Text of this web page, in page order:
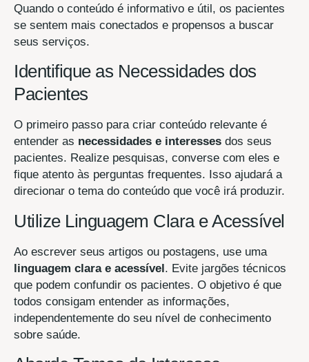
Quando o conteúdo é informativo e útil, os pacientes
se sentem mais conectados e propensos a buscar
seus serviços.
Identifique as Necessidades dos
Pacientes
O primeiro passo para criar conteúdo relevante é
entender as necessidades e interesses dos seus
pacientes. Realize pesquisas, converse com eles e
fique atento às perguntas frequentes. Isso ajudará a
direcionar o tema do conteúdo que você irá produzir.
Utilize Linguagem Clara e Acessível
Ao escrever seus artigos ou postagens, use uma
linguagem clara e acessível. Evite jargões técnicos
que podem confundir os pacientes. O objetivo é que
todos consigam entender as informações,
independentemente do seu nível de conhecimento
sobre saúde.